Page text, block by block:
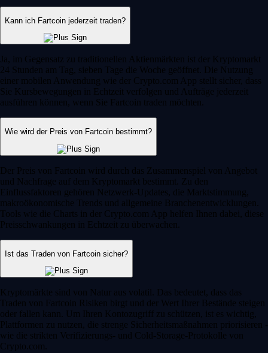
Kann ich Fartcoin jederzeit traden?
Ja, im Gegensatz zu traditionellen Aktienmärkten ist der Kryptomarkt
24 Stunden am Tag, sieben Tage die Woche geöffnet. Die Nutzung
einer mobilen Anwendung wie der Crypto.com App stellt sicher, dass
Sie Kursbewegungen in Echtzeit verfolgen und Aufträge jederzeit
ausführen können, wenn Sie Fartcoin traden möchten.
Wie wird der Preis von Fartcoin bestimmt?
Der Preis von Fartcoin wird durch das Zusammenspiel von Angebot
und Nachfrage auf dem Kryptomarkt bestimmt. Zu den
Einflussfaktoren gehören Netzwerk-Updates, die Marktstimmung,
makroökonomische Trends und allgemeine Branchenentwicklungen.
Tools wie die Charts in der Crypto.com App helfen Ihnen dabei, diese
Preisschwankungen in Echtzeit zu überwachen.
Ist das Traden von Fartcoin sicher?
Kryptomärkte sind von Natur aus volatil. Das bedeutet, dass das
Traden von Fartcoin Risiken birgt und der Wert Ihrer Bestände steigen
oder fallen kann. Um Ihren Kontozugriff zu schützen, ist es wichtig,
Plattformen zu nutzen, die strenge Sicherheitsmaßnahmen priorisieren -
wie die strikten Verifizierungs- und Cold-Storage-Protokolle von
Crypto.com.